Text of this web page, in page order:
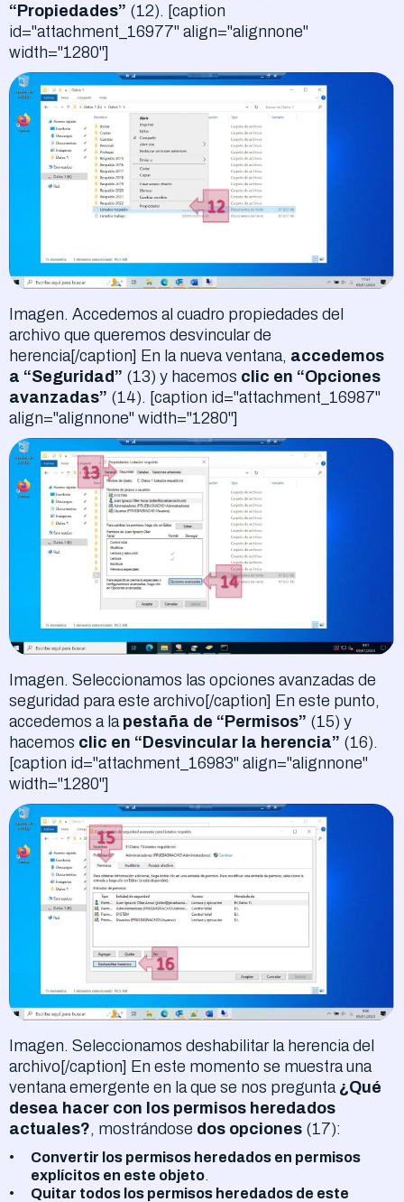
“Propiedades” (12). [caption
id="attachment_16977" align="alignnone"
width="1280"]
Imagen. Accedemos al cuadro propiedades del
archivo que queremos desvincular de
herencia[/caption] En la nueva ventana, accedemos
a “Seguridad” (13) y hacemos clic en “Opciones
avanzadas” (14). [caption id="attachment_16987"
align="alignnone" width="1280"]
Imagen. Seleccionamos las opciones avanzadas de
seguridad para este archivo[/caption] En este punto,
accedemos a la pestaña de “Permisos” (15) y
hacemos clic en “Desvincular la herencia” (16).
[caption id="attachment_16983" align="alignnone"
width="1280"]
Imagen. Seleccionamos deshabilitar la herencia del
archivo[/caption] En este momento se muestra una
ventana emergente en la que se nos pregunta ¿Qué
desea hacer con los permisos heredados
actuales?, mostrándose dos opciones (17):
Convertir los permisos heredados en permisos
explícitos en este objeto
Quitar todos los permisos heredados de este